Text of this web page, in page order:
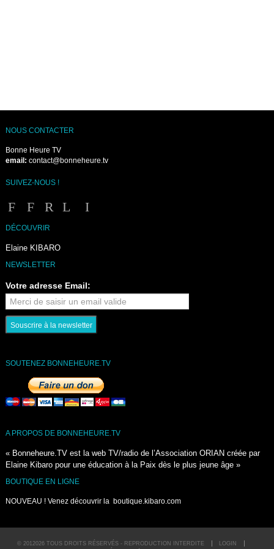
NOUS CONTACTER
Bonne Heure TV
email: contact@bonneheure.tv
SUIVEZ-NOUS !
DÉCOUVRIR
Elaine KIBARO
NEWSLETTER
Votre adresse Email:
SOUTENEZ BONNEHEURE.TV
A PROPOS DE BONNEHEURE.TV
« Bonneheure.TV est la web TV/radio de l’Association ORIAN créée par
Elaine Kibaro pour une éducation à la Paix dès le plus jeune âge »
BOUTIQUE EN LIGNE
NOUVEAU ! Venez découvrir la boutique.kibaro.com
© 2012026 TOUS DROITS RÉSERVÉS - REPRODUCTION INTERDITE
LOGIN